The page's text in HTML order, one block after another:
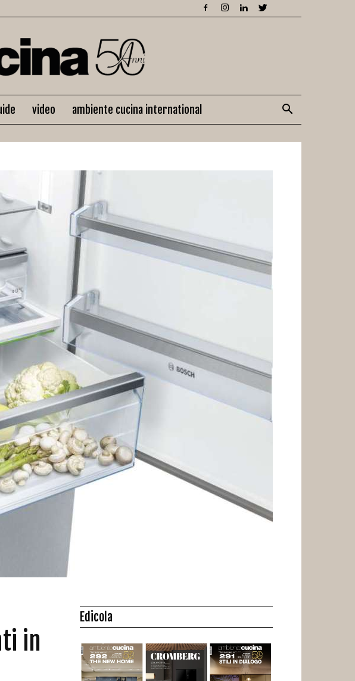
video ambiente cucina international
in
Edicola